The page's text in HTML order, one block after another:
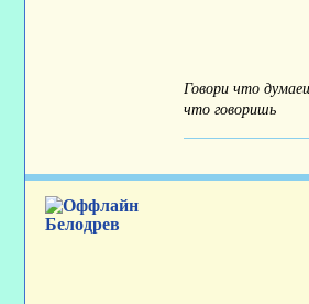
Говори что
что говоришь
Белодрев